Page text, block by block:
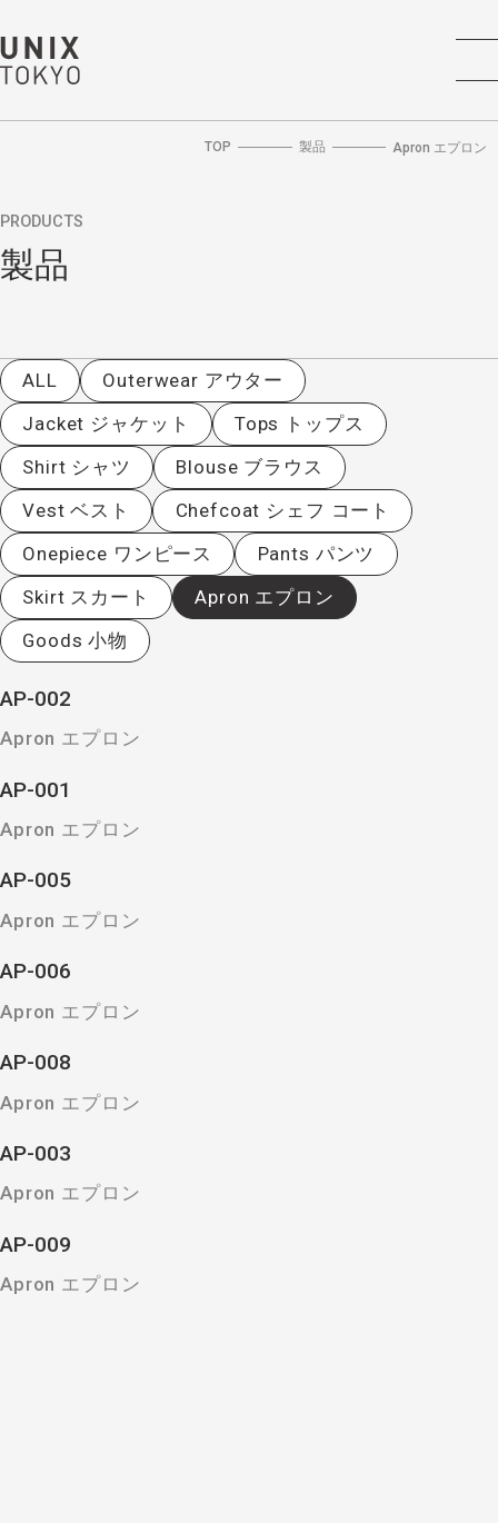
PRODUCTS
製品
TOP 製品 Apron エプロン
ALL
Outerwear アウター
Jacket ジャケット
Tops トップス
Shirt シャツ
Blouse ブラウス
Vest ベスト
Chefcoat シェフ コート
Onepiece ワンピース
Pants パンツ
Skirt スカート
Apron エプロン
Goods 小物
AP-002
Apron エプロン
AP-001
Apron エプロン
AP-005
Apron エプロン
AP-006
Apron エプロン
AP-008
Apron エプロン
AP-003
Apron エプロン
AP-009
Apron エプロン